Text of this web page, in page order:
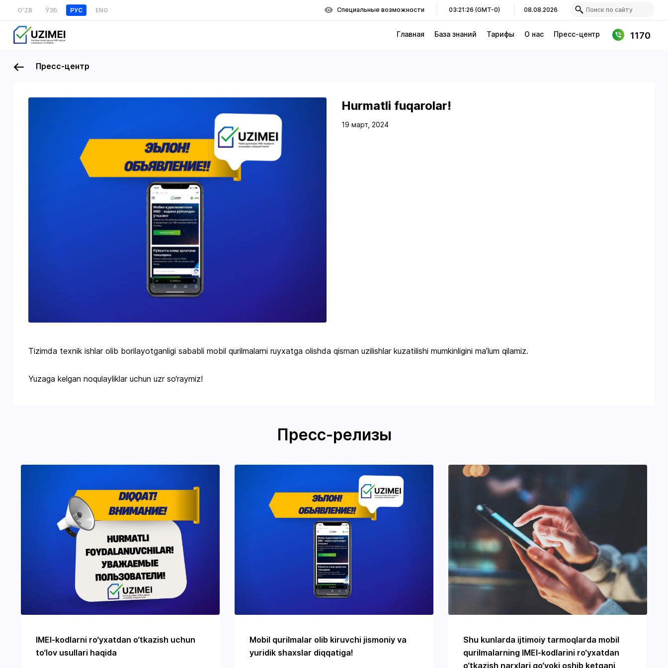
OʻZB ЎЗБ РУС ENG Специальные возможности 03:21:26 (GMT-0) 08.08.2026
Главная База знаний Тарифы О нас Пресс-центр 1170
Пресс-центр
Hurmatli fuqarolar!
19 март, 2024
Tizimda texnik ishlar olib borilayotganligi sababli mobil qurilmalarni ruyxatga olishda qisman uzilishlar kuzatilishi mumkinligini maʼlum qilamiz.
Yuzaga kelgan noqulayliklar uchun uzr so‘raymiz!
Пресс-релизы
IMEI-kodlarni ro‘yxatdan o‘tkazish uchun
to‘lov usullari haqida
Mobil qurilmalar olib kiruvchi jismoniy va
yuridik shaxslar diqqatiga!
Shu kunlarda ijtimoiy tarmoqlarda mobil
qurilmalarning IMEI-kodlarini ro‘yxatdan
o‘tkazish narxlari go‘yoki oshib ketgani